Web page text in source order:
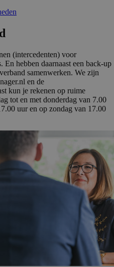
(intercedenten) voor
En hebben daarnaast een back-up
samenwerken. We zijn
en de
kun je rekenen op ruime
tot en met donderdag van 7.00
uur en op zondag van 17.00